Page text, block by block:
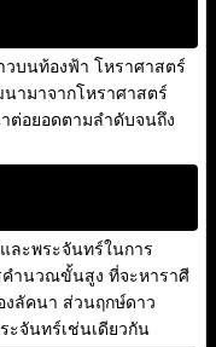
วบนท้องฟ้า โหราศาสตร์
ามาจากโหราศาสตร์
ต่อยอดตามลำดับจนถึง
ละพระจันทร์ในการ
ำนวณขั้นสูง ที่จะหาราศี
ลัคนา ส่วนฤกษ์ดาว
จันทร์เช่นเดียวกัน